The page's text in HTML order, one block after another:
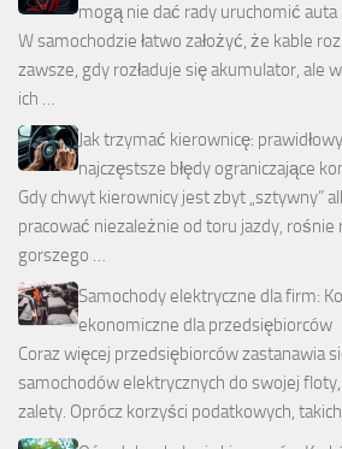
mogą nie dać rady uruchomić auta
W samochodzie łatwo założyć, że kable
zawsze, gdy rozładuje się akumulator, ale
ich …
Jak trzymać kierownicę:
najczęstsze błędy ograniczające
Gdy chwyt kierownicy jest zbyt „sztywny”
pracować niezależnie od toru jazdy,
gorszego …
Samochody elektryczne dla firm:
ekonomiczne dla przedsiębiorców
Coraz więcej przedsiębiorców zastanawia
samochodów elektrycznych do swojej
zalety. Oprócz korzyści podatkowych,